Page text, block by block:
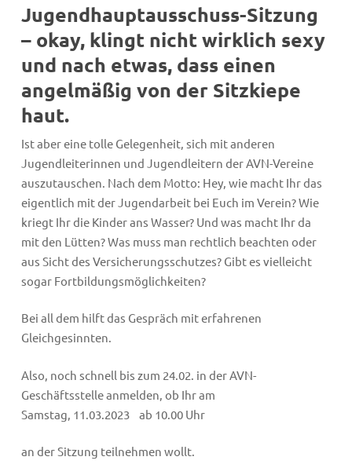
Jugendhauptausschuss-Sitzung
– okay, klingt nicht wirklich sexy
und nach etwas, dass einen
angelmäßig von der Sitzkiepe
haut.
Ist aber eine tolle Gelegenheit, sich mit anderen
Jugendleiterinnen und Jugendleitern der AVN-Vereine
auszutauschen. Nach dem Motto: Hey, wie macht Ihr das
eigentlich mit der Jugendarbeit bei Euch im Verein? Wie
kriegt Ihr die Kinder ans Wasser? Und was macht Ihr da
mit den Lütten? Was muss man rechtlich beachten oder
aus Sicht des Versicherungsschutzes? Gibt es vielleicht
sogar Fortbildungsmöglichkeiten?
Bei all dem hilft das Gespräch mit erfahrenen
Gleichgesinnten.
Also, noch schnell bis zum 24.02. in der AVN-
Geschäftsstelle anmelden, ob Ihr am
Samstag, 11.03.2023 ab 10.00 Uhr
an der Sitzung teilnehmen wollt.